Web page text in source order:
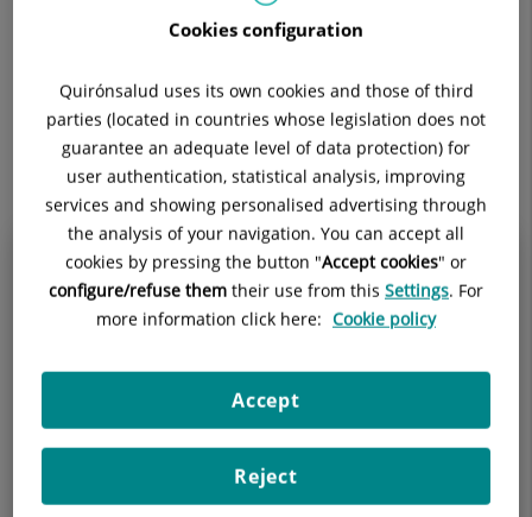
Contenidos de salud
Conoce tu salud desde todas las perspectivas
Cookies configuration
Quirónsalud uses its own cookies and those of third
parties (located in countries whose legislation does not
guarantee an adequate level of data protection) for
user authentication, statistical analysis, improving
services and showing personalised advertising through
the analysis of your navigation. You can accept all
cookies by pressing the button "Accept cookies" or
configure/refuse them their use from this Settings. For
more information click here: Cookie policy
Reject
Accept